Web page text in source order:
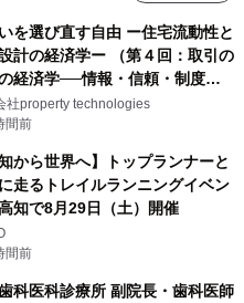
を選び直す自由 ー住宅流動性と
計の経済学ー （第４回：取引の
経済学──情報・信頼・制度を
はどう組み替えるか）｜
Lab
社property technologies
間前
知から世界へ】トップランナーと
走るトレイルランニングイベン
知で8月29日（土）開催
間前
科医科診療所 副院長・歯科医師